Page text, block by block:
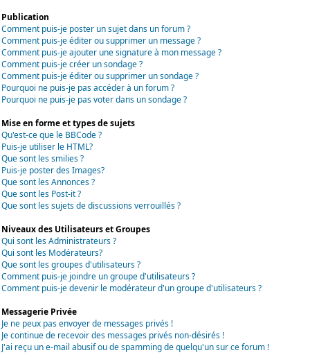
Publication
Comment puis-je poster un sujet dans un forum ?
Comment puis-je éditer ou supprimer un message ?
Comment puis-je ajouter une signature à mon message ?
Comment puis-je créer un sondage ?
Comment puis-je éditer ou supprimer un sondage ?
Pourquoi ne puis-je pas accéder à un forum ?
Pourquoi ne puis-je pas voter dans un sondage ?
Mise en forme et types de sujets
Qu'est-ce que le BBCode ?
Puis-je utiliser le HTML?
Que sont les smilies ?
Puis-je poster des Images?
Que sont les Annonces ?
Que sont les Post-it ?
Que sont les sujets de discussions verrouillés ?
Niveaux des Utilisateurs et Groupes
Qui sont les Administrateurs ?
Qui sont les Modérateurs?
Que sont les groupes d'utilisateurs ?
Comment puis-je joindre un groupe d'utilisateurs ?
Comment puis-je devenir le modérateur d'un groupe d'utilisateurs ?
Messagerie Privée
Je ne peux pas envoyer de messages privés !
Je continue de recevoir des messages privés non-désirés !
J'ai reçu un e-mail abusif ou de spamming de quelqu'un sur ce forum !